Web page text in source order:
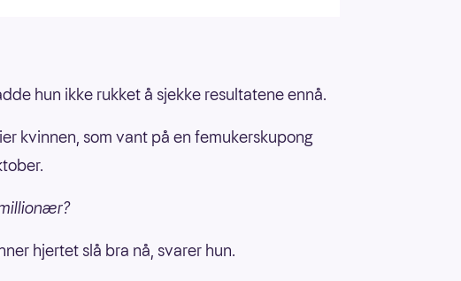
hun ikke rukket å sjekke resultatene ennå.
kvinnen, som vant på en femukerskupong
hjertet slå bra nå, svarer hun.